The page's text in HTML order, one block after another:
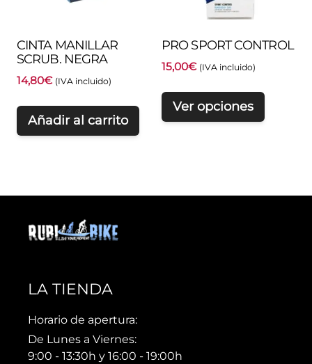
CINTA MANILLAR
SCRUB. NEGRA
14,80€ (IVA incluido)
Añadir al carrito
PRO SPORT CONTROL
15,00€ (IVA incluido)
Ver opciones
LA TIENDA
Horario de apertura:
De Lunes a Viernes:
9:00 - 13:30h y 16:00 - 19:00h